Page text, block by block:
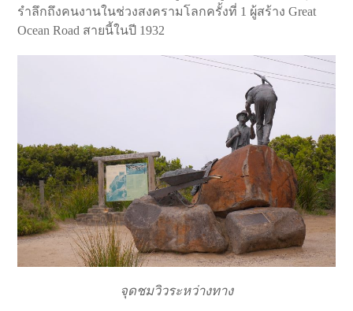
รำลึกถึงคนงานในช่วงสงครามโลกครั้งที่ 1 ผู้สร้าง Great
Ocean Road สายนี้ในปี 1932
จุดชมวิวระหว่างทาง